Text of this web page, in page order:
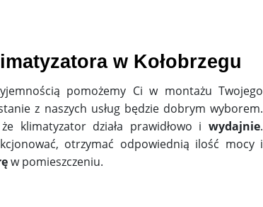
w Kołobrzegu
pomożemy Ci w montażu Twojego
z naszych usług będzie dobrym wyborem.
klimatyzator działa prawidłowo i wydajnie.
otrzymać odpowiednią ilość mocy i
w pomieszczeniu.